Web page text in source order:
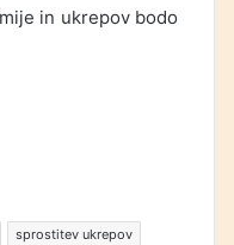
in ukrepov bodo
sprostitev ukrepov